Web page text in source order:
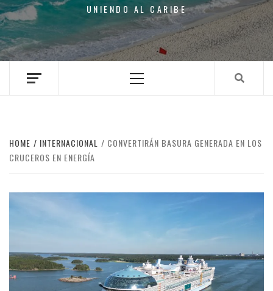
UNIENDO AL CARIBE
Menu
HOME INTERNACIONAL
CONVERTIRÁN BASURA GENERADA EN LOS
CRUCEROS EN ENERGÍA